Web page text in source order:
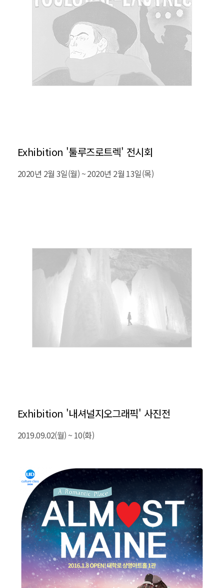
Exhibition '툴루즈로트렉' 전시회
2020년 2월 3일(월) ~ 2020년 2월 13일(목)
Exhibition '내셔널지오그래픽' 사진전
2019.09.02(월) ~ 10(화)